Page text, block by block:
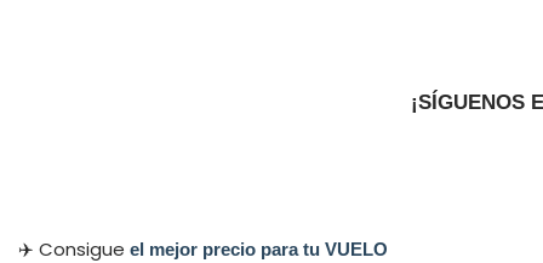
¡SÍGUENOS
✈️ Consigue el mejor precio para tu VUELO